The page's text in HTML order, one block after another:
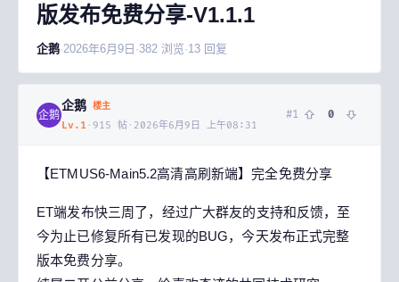
版发布免费分享-V1.1.1
企鹅·2026年6月9日 ·382 浏览·13 回复
企鹅
企鹅 楼主
Lv. 1 · 915 帖 · 2026年6月9日 上午08:31
#1 0
【ETMUS6-Main5.2高清高刷新端】完全免费分享
ET端发布快三周了，经过广大群友的支持和反馈，至
今为止已修复所有已发现的BUG，今天发布正式完整
版本免费分享。